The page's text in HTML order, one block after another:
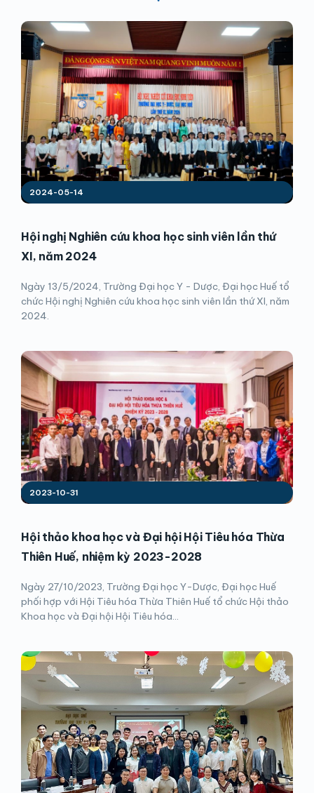
2024-05-14
Hội nghị Nghiên cứu khoa học sinh viên lần thứ
XI, năm 2024
Ngày 13/5/2024, Trường Đại học Y - Dược, Đại học Huế tổ
chức Hội nghị Nghiên cứu khoa học sinh viên lần thứ XI, năm
2024.
2023-10-31
Hội thảo khoa học và Đại hội Hội Tiêu hóa Thừa
Thiên Huế, nhiệm kỳ 2023-2028
Ngày 27/10/2023, Trường Đại học Y-Dược, Đại học Huế
phối hợp với Hội Tiêu hóa Thừa Thiên Huế tổ chức Hội thảo
Khoa học và Đại hội Hội Tiêu hóa...